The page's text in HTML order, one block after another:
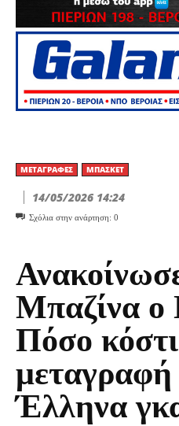
ΜΕΤΑΓΡΑΦΈΣ ΜΠΆΣΚΕΤ
14/05/2026 14:24
Σχόλια στην ανάρτηση: 0
Μπαζίνα
Πόσο
μεταγραφή
Έλληνα